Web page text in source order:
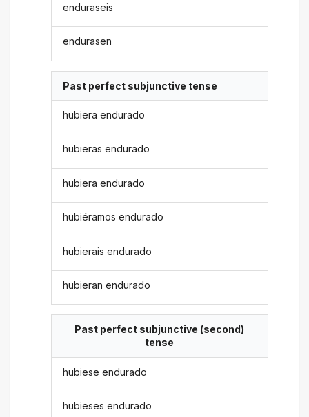
enduraseis
endurasen
Past perfect subjunctive tense
hubiera endurado
hubieras endurado
hubiera endurado
hubiéramos endurado
hubierais endurado
hubieran endurado
Past perfect subjunctive (second)
tense
hubiese endurado
hubieses endurado